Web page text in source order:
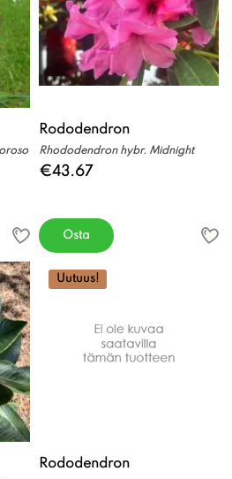
Rododendron
Rhododendron hybr. Midnight
€43.67
Osta
Uutuus!
Rododendron